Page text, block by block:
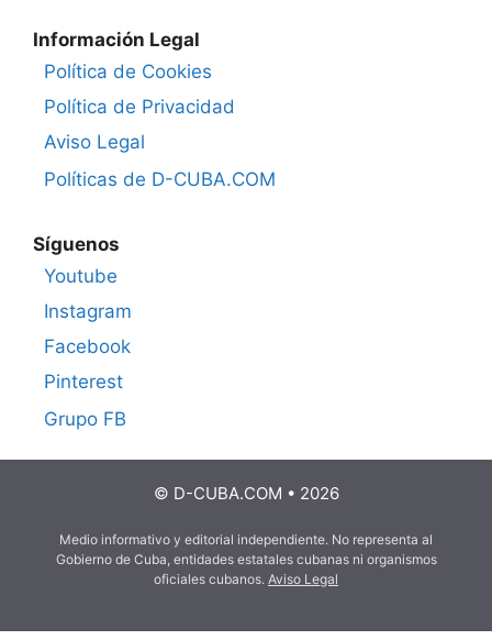
Información Legal
Política de Cookies
Política de Privacidad
Aviso Legal
Políticas de D-CUBA.COM
Síguenos
Youtube
Instagram
Facebook
Pinterest
Grupo FB
© D-CUBA.COM • 2026
Medio informativo y editorial independiente. No representa al
Gobierno de Cuba, entidades estatales cubanas ni organismos
oficiales cubanos. Aviso Legal